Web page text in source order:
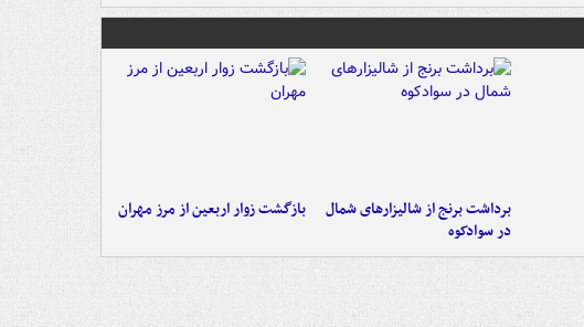
برداشت برنج از شالیزارهای شمال
در سوادکوه
بازگشت زوار اربعین از مرز مهران